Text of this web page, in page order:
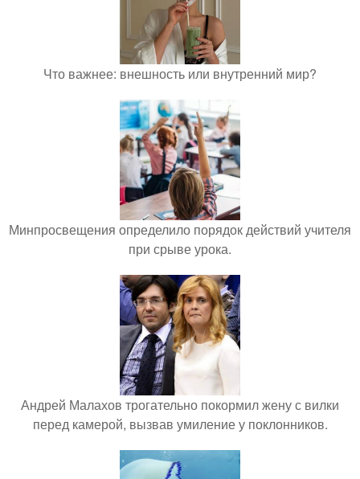
Что важнее: внешность или внутренний мир?
Минпросвещения определило порядок действий учителя
при срыве урока.
Андрей Малахов трогательно покормил жену с вилки
перед камерой, вызвав умиление у поклонников.